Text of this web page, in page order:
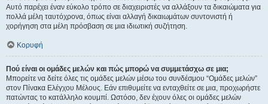
Αυτό παρέχει έναν εύκολο τρόπο σε διαχειριστές να αλλάξουν τα δικαιώματα για
πολλά μέλη ταυτόχρονα, όπως είναι αλλαγή δικαιωμάτων συντονιστή ή
χορήγηση στα μέλη πρόσβαση σε μια ιδιωτική συζήτηση.
Κορυφή
Πού είναι οι ομάδες μελών και πώς μπορώ να συμμετάσχω σε μια;
Μπορείτε να δείτε όλες τις ομάδες μελών μέσω του συνδέσμου “Ομάδες μελών”
στον Πίνακα Ελέγχου Μέλους. Εάν επιθυμείτε να ενταχθείτε σε μια, προχωρήστε
πατώντας το κατάλληλο κουμπί. Ωστόσο, δεν έχουν όλες οι ομάδες μελών